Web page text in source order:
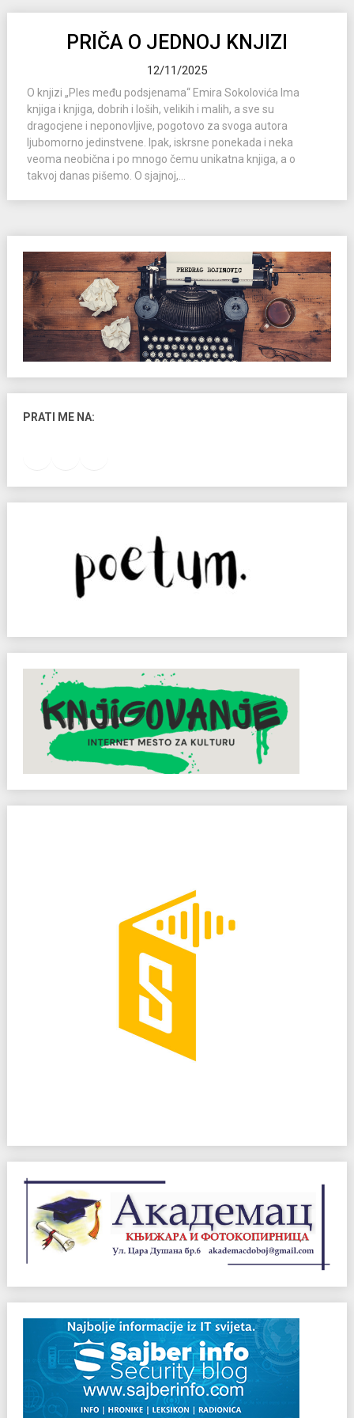
PRIČA O JEDNOJ KNJIZI
12/11/2025
O knjizi „Ples među podsjenama“ Emira Sokolovića Ima
knjiga i knjiga, dobrih i loših, velikih i malih, a sve su
dragocjene i neponovljive, pogotovo za svoga autora
ljubomorno jedinstvene. Ipak, iskrsne ponekada i neka
veoma neobična i po mnogo čemu unikatna knjiga, a o
takvoj danas pišemo. O sjajnoj,...
PRATI ME NA: